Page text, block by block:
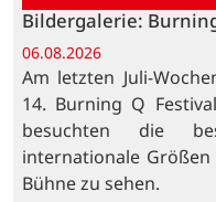
Bildergalerie:
06.08.2026
Am letzten Juli-
14. Burning Q
besuchten die
internationale
Bühne zu sehen.